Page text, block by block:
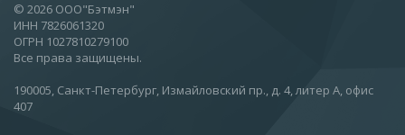
© 2026 ООО"Бэтмэн"
ИНН 7826061320
ОГРН 1027810279100
Все права защищены.
190005, Санкт-Петербург, Измайловский пр., д. 4, литер А, офис
407